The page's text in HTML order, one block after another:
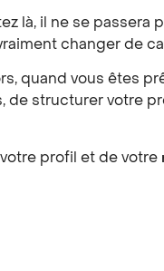
là, il ne se
changer de
quand vous êtes
structurer votre
profil et de votre